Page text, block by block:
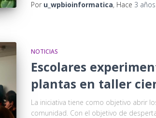
Por u_wpbioinformatica, Hace 3 años
NOTICIAS
Escolares
plantas en taller
La iniciativa tiene como objetivo abrir
comunidad. Con el objetivo de